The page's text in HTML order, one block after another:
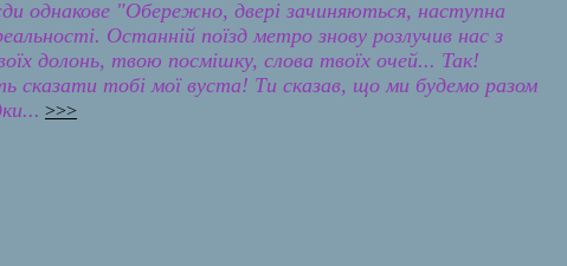
однакове "Обережно, двері зачиняються, наступна
Останній поїзд метро знову розлучив нас з
долонь, твою посмішку, слова твоїх очей... Так!
сказати тобі мої вуста! Ти сказав, що ми будемо разом
>>>